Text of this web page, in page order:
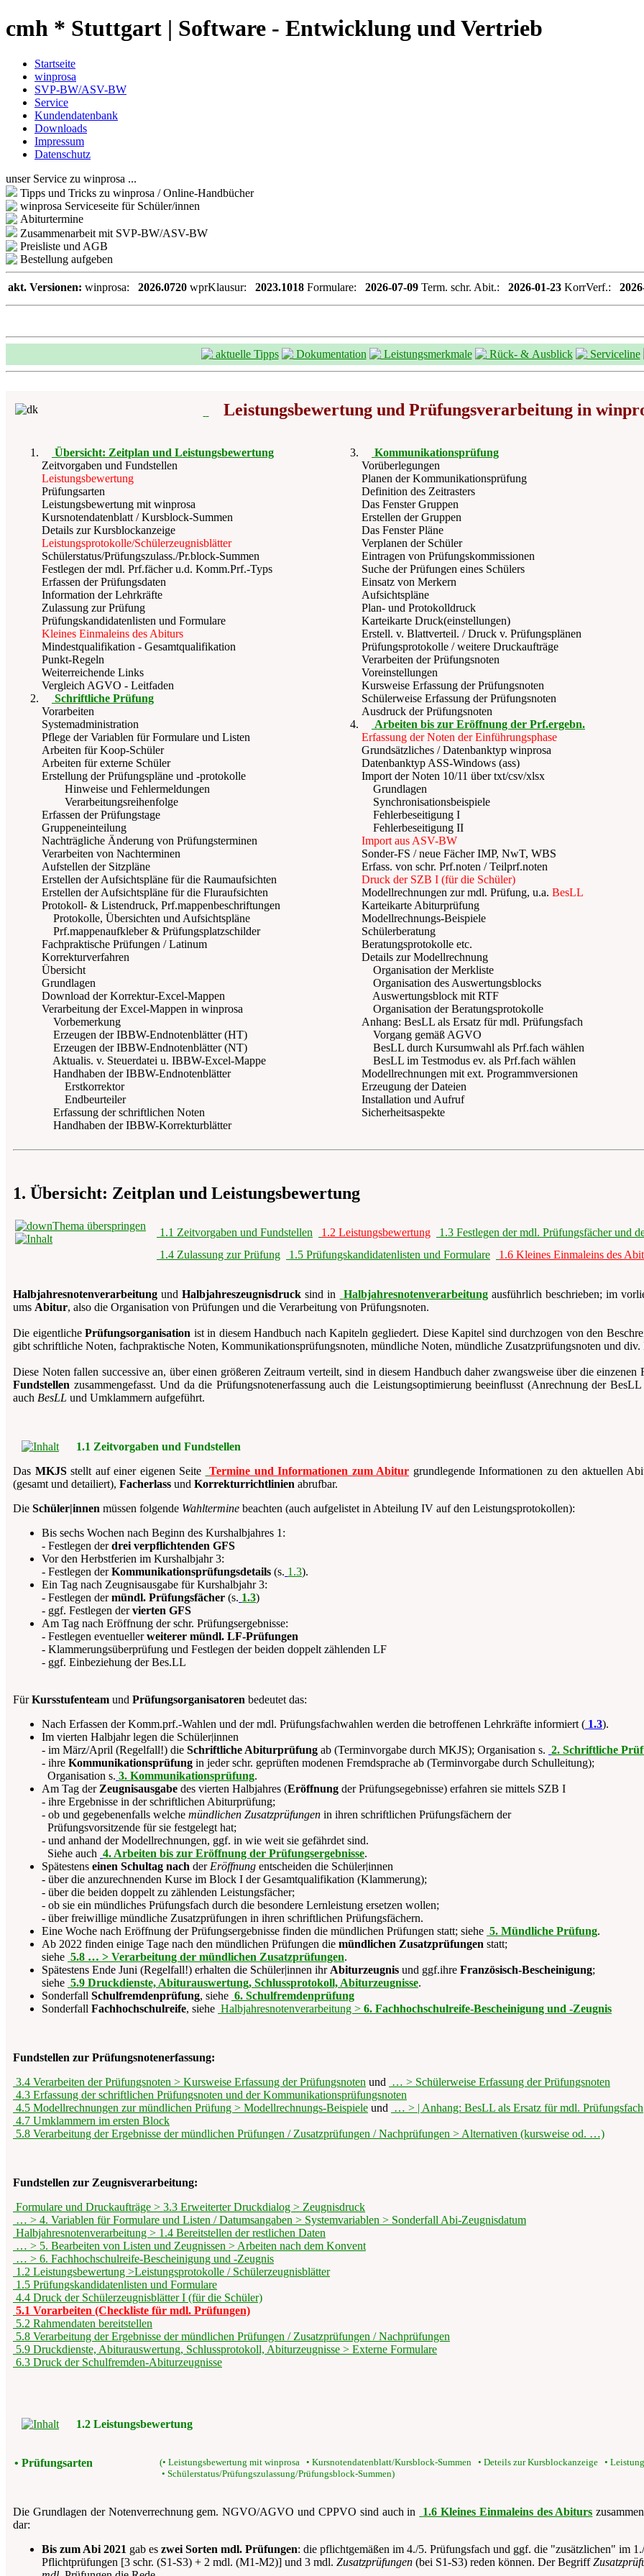
cmh * Stuttgart | Software - Entwicklung und Vertrieb
Startseite
winprosa
SVP-BW/ASV-BW
Service
Kundendatenbank
Downloads
Impressum
Datenschutz
unser Service zu winprosa ...
Tipps und Tricks zu winprosa / Online-Handbücher
winprosa Serviceseite für Schüler/innen
Abiturtermine
Zusammenarbeit mit SVP-BW/ASV-BW
Preisliste und AGB
Bestellung aufgeben
akt. Versionen: winprosa: 2026.0720 wprKlausur: 2023.1018 Formulare: 2026-07-09 Term. schr. Abit.: 2026-01-23 KorrVerf.:
aktuelle Tipps Dokumentation Leistungsmerkmale Rück- & Ausblick Serviceline
Leistungsbewertung und Prüfungsverarbeitung in
Übersicht: Zeitplan und Leistungsbewertung
Zeitvorgaben und Fundstellen
Leistungsbewertung
Prüfungsarten
Leistungsbewertung mit winprosa
Kursnotendatenblatt / Kursblock-Summen
Details zur Kursblockanzeige
Leistungsprotokolle/Schülerzeugnisblätter
Schülerstatus/Prüfungszulass./Pr.block-Summen
Festlegen der mdl. Prf.fächer u.d. Komm.Prf.-Typs
Erfassen der Prüfungsdaten
Information der Lehrkräfte
Zulassung zur Prüfung
Prüfungskandidatenlisten und Formulare
Kleines Einmaleins des Abiturs
Mindestqualifikation - Gesamtqualifikation
Punkt-Regeln
Weiterreichende Links
Vergleich AGVO - Leitfaden
Schriftliche Prüfung
Vorarbeiten
Systemadministration
Pflege der Variablen für Formulare und Listen
Arbeiten für Koop-Schüler
Arbeiten für externe Schüler
Erstellung der Prüfungspläne und -protokolle
Hinweise und Fehlermeldungen
Verarbeitungsreihenfolge
Erfassen der Prüfungstage
Gruppeneinteilung
Nachträgliche Änderung von Prüfungsterminen
Verarbeiten von Nachterminen
Aufstellen der Sitzpläne
Erstellen der Aufsichtspläne für die Raumaufsichten
Erstellen der Aufsichtspläne für die Fluraufsichten
Protokoll- & Listendruck, Prf.mappenbeschriftungen
Protokolle, Übersichten und Aufsichtspläne
Prf.mappenaufkleber & Prüfungsplatzschilder
Fachpraktische Prüfungen / Latinum
Korrekturverfahren
Übersicht
Grundlagen
Download der Korrektur-Excel-Mappen
Verarbeitung der Excel-Mappen in winprosa
Vorbemerkung
Erzeugen der IBBW-Endnotenblätter (HT)
Erzeugen der IBBW-Endnotenblätter (NT)
Aktualis. v. Steuerdatei u. IBBW-Excel-Mappe
Handhaben der IBBW-Endnotenblätter
Erstkorrektor
Endbeurteiler
Erfassung der schriftlichen Noten
Handhaben der IBBW-Korrekturblätter
Kommunikationsprüfung
Vorüberlegungen
Planen der Kommunikationsprüfung
Definition des Zeitrasters
Das Fenster Gruppen
Erstellen der Gruppen
Das Fenster Pläne
Verplanen der Schüler
Eintragen von Prüfungskommissionen
Suche der Prüfungen eines Schülers
Einsatz von Merkern
Aufsichtspläne
Plan- und Protokolldruck
Karteikarte Druck(einstellungen)
Erstell. v. Blattverteil. / Druck v. Prüfungsplänen
Prüfungsprotokolle / weitere Druckaufträge
Verarbeiten der Prüfungsnoten
Voreinstellungen
Kursweise Erfassung der Prüfungsnoten
Schülerweise Erfassung der Prüfungsnoten
Ausdruck der Prüfungsnoten
Arbeiten bis zur Eröffnung der Prf.ergebn.
Erfassung der Noten der Einführungsphase
Grundsätzliches / Datenbanktyp winprosa
Datenbanktyp ASS-Windows (ass)
Import der Noten 10/11 über txt/csv/xlsx
Grundlagen
Synchronisationsbeispiele
Fehlerbeseitigung I
Fehlerbeseitigung II
Import aus ASV-BW
Sonder-FS / neue Fächer IMP, NwT, WBS
Erfass. von schr. Prf.noten / Teilprf.noten
Druck der SZB I (für die Schüler)
Modellrechnungen zur mdl. Prüfung, u.a. BesLL
Karteikarte Abiturprüfung
Modellrechnungs-Beispiele
Schülerberatung
Beratungsprotokolle etc.
Details zur Modellrechnung
Organisation der Merkliste
Organisation des Auswertungsblocks
Auswertungsblock mit RTF
Organisation der Beratungsprotokolle
Anhang: BesLL als Ersatz für mdl. Prüfungsfach
Vorgang gemäß AGVO
BesLL durch Kursumwahl als Prf.fach wählen
BesLL im Testmodus ev. als Prf.fach wählen
Modellrechnungen mit ext. Programmversionen
Erzeugung der Dateien
Installation und Aufruf
Sicherheitsaspekte
1. Übersicht: Zeitplan und Leistungsbewertung
Thema überspringen
1.1 Zeitvorgaben und Fundstellen 1.2 Leistungsbewertung
1.3 Festlegen der mdl. Prüfungsfächer und
1.4 Zulassung zur Prüfung
1.5 Prüfungskandidatenlisten und Formulare 1.6 Kleines Einmaleins des
Halbjahresnotenverarbeitung undHalbjahreszeugnisdruck sind in Halbjahresnotenverarbeitungausführlich beschrieben; im
ums Abitur, also die Organisation von Prüfungen und die Verarbeitung von Prüfungsnoten.
Die eigentlichePrüfungsorganisation ist in diesem Handbuch nach Kapiteln gegliedert. Diese Kapitel sind durchzogen von den
gibt schriftliche Noten, fachpraktische Noten, Kommunikationsprüfungsnoten, mündliche Noten, mündliche Zusatzprüfungsnoten und div.
Diese Noten fallen successive an, über einen größeren Zeitraum verteilt, sind in diesem Handbuch daher zwangsweise über die
Fundstellen zusammengefasst. Und da die Prüfungsnotenerfassung auch die Leistungsoptimierung beeinflusst (Anrechnung der
auch BesLL und Umklammern aufgeführt.
1.1 Zeitvorgaben und Fundstellen
Das MKJSstellt auf einer eigenen Seite Termine und Informationen zum Abitur grundlegende Informationen zu den aktuellen
(gesamt und detailiert), Facherlass und Korrekturrichtlinien abrufbar.
Die Schüler|innen müssen folgende Wahltermine beachten (auch aufgelistet in Abteilung IV auf den Leistungsprotokollen):
Bis sechs Wochen nach Beginn des Kurshalbjahres 1:
- Festlegen derdrei verpflichtenden GFS
Vor den Herbstferien im Kurshalbjahr 3:
- Festlegen derKommunikationsprüfungsdetails (s. 1.3).
Ein Tag nach Zeugnisausgabe für Kurshalbjahr 3:
- Festlegen dermündl. Prüfungsfächer (s. 1.3)
- ggf. Festlegen dervierten GFS
Am Tag nach Eröffnung der schr. Prüfungsergebnisse:
- Festlegen eventuellerweiterer mündl. LF-Prüfungen
- Klammerungsüberprüfung und Festlegen der beiden doppelt zählenden LF
- ggf. Einbeziehung der Bes.LL
FürKursstufenteam und Prüfungsorganisatoren bedeutet das:
Nach Erfassen der Komm.prf.-Wahlen und der mdl. Prüfungsfachwahlen werden die betroffenen Lehrkräfte informiert ( 1.3).
Im vierten Halbjahr legen die Schüler|innen
- im März/April (Regelfall!) die Schriftliche Abiturprüfung ab (Terminvorgabe durch MKJS); Organisation s. 2. Schriftliche
- ihre Kommunikationsprüfung in jeder schr. geprüften modenen Fremdsprache ab (Terminvorgabe durch Schulleitung);
Organisation s. 3. Kommunikationsprüfung.
Am Tag der Zeugnisausgabe des vierten Halbjahres (Eröffnung der Prüfungsegebnisse) erfahren sie mittels SZB I
- ihre Ergebnisse in der schriftlichen Abiturprüfung;
- ob und gegebenenfalls welche mündlichen Zusatzprüfungen in ihren schriftlichen Prüfungsfächern der
Prüfungsvorsitzende für sie festgelegt hat;
- und anhand der Modellrechnungen, ggf. in wie weit sie gefährdet sind.
Siehe auch 4. Arbeiten bis zur Eröffnung der Prüfungsergebnisse.
Spätestens einen Schultag nach der Eröffnung entscheiden die Schüler|innen
- über die anzurechnenden Kurse im Block I der Gesamtqualifikation (Klammerung);
- über die beiden doppelt zu zählenden Leistungsfächer;
- ob sie ein mündliches Prüfungsfach durch die besondere Lernleistung ersetzen wollen;
- über freiwillige mündliche Zusatzprüfungen in ihren schriftlichen Prüfungsfächern.
Eine Woche nach Eröffnung der Prüfungsergebnisse finden die mündlichen Prüfungen statt; siehe 5. Mündliche Prüfung.
Ab 2022 finden einige Tage nach den mündlichen Prüfungen die mündlichen Zusatzprüfungen statt;
siehe 5.8 … > Verarbeitung der mündlichen Zusatzprüfungen.
Spätestens Ende Juni (Regelfall!) erhalten die Schüler|innen ihr Abiturzeugnis und ggf.ihre Französisch-Bescheinigung;
siehe 5.9 Druckdienste, Abiturauswertung, Schlussprotokoll, Abiturzeugnisse.
Sonderfall Schulfremdenprüfung, siehe 6. Schulfremdenprüfung
Sonderfall Fachhochschulreife, siehe Halbjahresnotenverarbeitung > 6. Fachhochschulreife-Bescheinigung und -Zeugnis
Fundstellen zur Prüfungsnotenerfassung:
3.4 Verarbeiten der Prüfungsnoten > Kursweise Erfassung der Prüfungsnoten und … > Schülerweise Erfassung der Prüfungsnoten
4.3 Erfassung der schriftlichen Prüfungsnoten und der Kommunikationsprüfungsnoten
4.5 Modellrechnungen zur mündlichen Prüfung > Modellrechnungs-Beispiele und … > | Anhang: BesLL als Ersatz für mdl. Prüfungsfach
4.7 Umklammern im ersten Block
5.8 Verarbeitung der Ergebnisse der mündlichen Prüfungen / Zusatzprüfungen / Nachprüfungen > Alternativen (kursweise od. …)
Fundstellen zur Zeugnisverarbeitung:
Formulare und Druckaufträge > 3.3 Erweiterter Druckdialog > Zeugnisdruck
… > 4. Variablen für Formulare und Listen / Datumsangaben > Systemvariablen > Sonderfall Abi-Zeugnisdatum
Halbjahresnotenverarbeitung > 1.4 Bereitstellen der restlichen Daten
… > 5. Bearbeiten von Listen und Zeugnissen > Arbeiten nach dem Konvent
… > 6. Fachhochschulreife-Bescheinigung und -Zeugnis
1.2 Leistungsbewertung >Leistungsprotokolle / Schülerzeugnisblätter
1.5 Prüfungskandidatenlisten und Formulare
4.4 Druck der Schülerzeugnisblätter I (für die Schüler)
5.1 Vorarbeiten (Checkliste für mdl. Prüfungen)
5.2 Rahmendaten bereitstellen
5.8 Verarbeitung der Ergebnisse der mündlichen Prüfungen / Zusatzprüfungen / Nachprüfungen
5.9 Druckdienste, Abiturauswertung, Schlussprotokoll, Abiturzeugnisse > Externe Formulare
6.3 Druck der Schulfremden-Abiturzeugnisse
1.2 Leistungsbewertung
• Prüfungsarten
(• Leistungsbewertung mit winprosa • Kursnotendatenblatt/Kursblock-Summen • Deteils zur Kursblockanzeige •
• Schülerstatus/Prüfungszulassung/Prüfungsblock-Summen)
Die Grundlagen der Notenverrechnung gem. NGVO/AGVO und CPPVO sind auch in 1.6 Kleines Einmaleins des Abiturs
dar:
Bis zum Abi 2021 gab es zwei Sorten mdl. Prüfungen: die pflichtgemäßen im 4./5. Prüfungsfach und ggf. die "zusätzlichen" im
Pflichtprüfungen [3 schr. (S1-S3) + 2 mdl. (M1-M2)] und 3 mdl. Zusatzprüfungen (bei S1-S3) reden können. Der Begriff